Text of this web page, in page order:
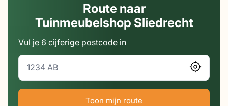
Route naar
Tuinmeubelshop Sliedrecht
Vul je 6 cijferige postcode in
Toon mijn route